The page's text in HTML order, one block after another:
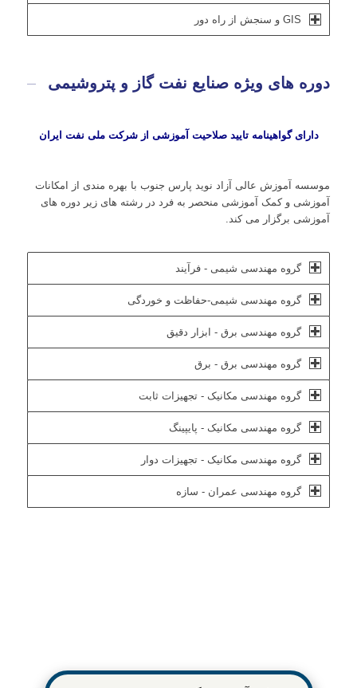
GIS و سنجش از راه دور
دوره های ویژه صنایع نفت گاز و پتروشیمی
دارای گواهینامه تایید صلاحیت آموزشی از شرکت ملی نفت ایران
موسسه آموزش عالی آزاد نوید پارس جنوب با بهره مندی از امکانات
آموزشی و کمک آموزشی منحصر به فرد در رشته های زیر دوره های
آموزشی برگزار می کند.
گروه مهندسی شیمی - فرآیند
گروه مهندسی شیمی-حفاظت و خوردگی
گروه مهندسی برق - ابزار دقیق
گروه مهندسی برق - برق
گروه مهندسی مکانیک - تجهیزات ثابت
گروه مهندسی مکانیک - پایپینگ
گروه مهندسی مکانیک - تجهیزات دوار
گروه مهندسی عمران - سازه